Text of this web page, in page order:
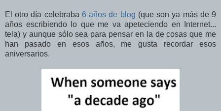
El otro día celebraba 6 años de blog (que son ya más de 9
años escribiendo lo que me va apeteciendo en Internet...
tela) y aunque sólo sea para pensar en la de cosas que me
han pasado en esos años, me gusta recordar esos
aniversarios.